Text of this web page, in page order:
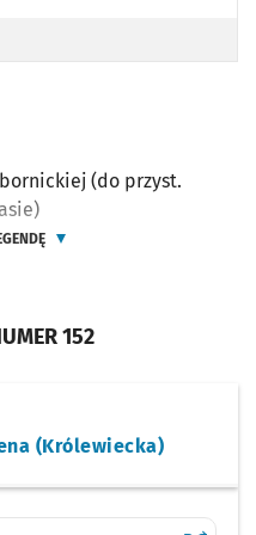
152
(Królewiecka)
(DO PRZYST. STRZEGOMSKA
UL. OBORNICKIEJ (DO PRZYST.
(do przyst.